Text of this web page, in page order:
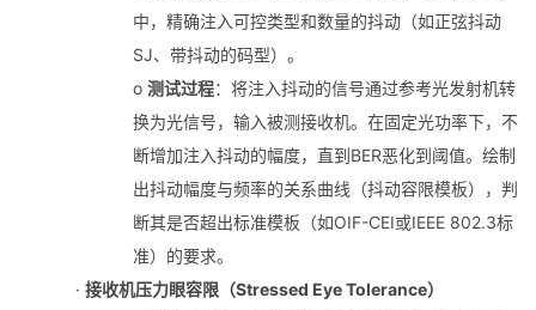
中，精确注入可控类型和数量的抖动（如正弦抖动
SJ、带抖动的码型）。
o 测试过程：将注入抖动的信号通过参考光发射机转
换为光信号，输入被测接收机。在固定光功率下，不
断增加注入抖动的幅度，直到BER恶化到阈值。绘制
出抖动幅度与频率的关系曲线（抖动容限模板），判
断其是否超出标准模板（如OIF-CEI或IEEE 802.3标
准）的要求。
· 接收机压力眼容限（Stressed Eye Tolerance）